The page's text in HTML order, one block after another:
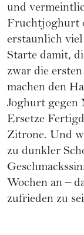
und
Fruchtjoghurt
erstaunlich
Starte damit,
zwar die
machen den
Joghurt gegen
Ersetze
Zitrone. Und
zu dunkler
Wochen an –
zufrieden zu